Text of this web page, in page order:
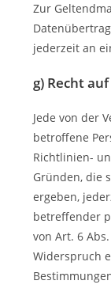
Zur
jederzeit an
g) Recht
Jede von der
betroffene
Richtlinien-
Gründen, die
ergeben,
betreffender
von Art. 6
Widerspruch